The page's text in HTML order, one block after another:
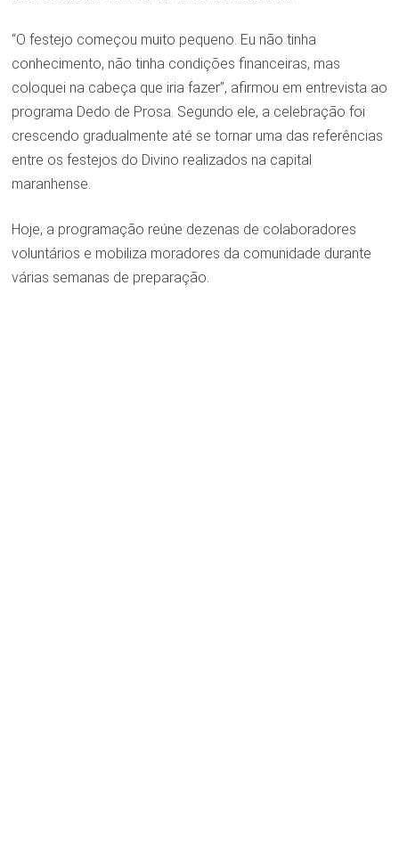
“O festejo começou muito pequeno. Eu não tinha
conhecimento, não tinha condições financeiras, mas
coloquei na cabeça que iria fazer”, afirmou em entrevista ao
programa Dedo de Prosa. Segundo ele, a celebração foi
crescendo gradualmente até se tornar uma das referências
entre os festejos do Divino realizados na capital
maranhense.
Hoje, a programação reúne dezenas de colaboradores
voluntários e mobiliza moradores da comunidade durante
várias semanas de preparação.